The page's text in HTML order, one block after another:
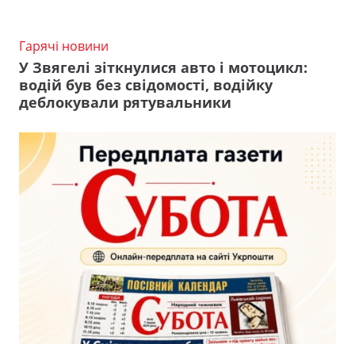
Гарячі новини
У Звягелі зіткнулися авто і мотоцикл:
водій був без свідомості, водійку
деблокували рятувальники